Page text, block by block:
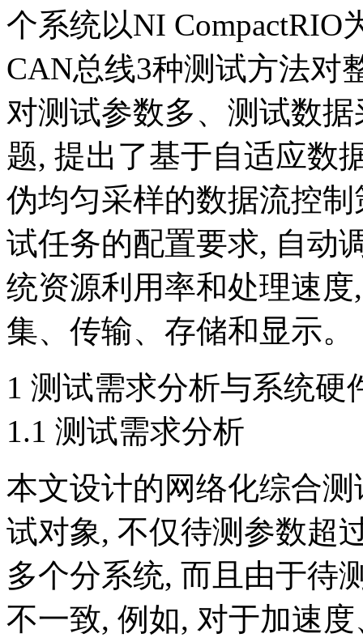
个系统以NI
CAN总线3种测试方法对
对测试参数多、测试数
题, 提出了基于自适应数
伪均匀采样的数据流控
试任务的配置要求, 自动
统资源利用率和处理速
集、传输、存储和显示。
1 测试需求分析与系统硬
1.1 测试需求分析
本文设计的网络化综合
试对象, 不仅待测参数超
多个分系统, 而且由于待
不一致, 例如, 对于加速